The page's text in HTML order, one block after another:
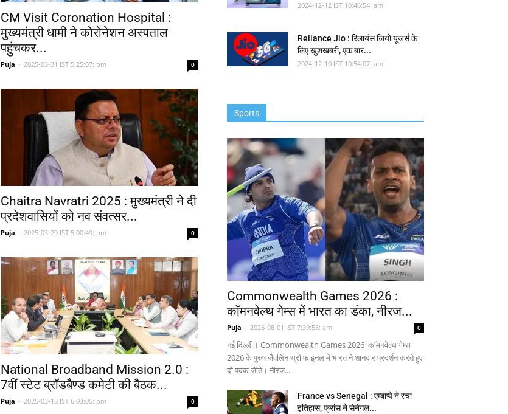
CM Visit Coronation Hospital :
मुख्यमंत्री धामी ने कोरोनेशन अस्पताल
पहुंचकर...
Puja - 2025-03-31 IST 5:25:07: pm 0
Chaitra Navratri 2025 : मुख्यमंत्री ने दी
प्रदेशवासियों को नव संवत्सर...
Puja - 2025-03-29 IST 5:00:49: pm 0
National Broadband Mission 2.0 :
7वीं स्टेट ब्रॉडबैण्ड कमेटी की बैठक...
Puja - 2025-03-18 IST 6:03:05: pm 0
2024-12-12 IST 10:46:54: am
Reliance Jio : रिलायंस जियो यूजर्स के
लिए खुशखबरी, एक बार...
2024-12-10 IST 10:54:07: am
Sports
Commonwealth Games 2026 :
कॉमनवेल्थ गेम्स में भारत का डंका, नीरज...
Puja - 2026-08-01 IST 7:39:55: am 0
नई दिल्ली। Commonwealth Games 2026 कॉमनवेल्थ गेम्स
2026 के पुरुष जैवलिन थ्रो फाइनल में भारत ने शानदार प्रदर्शन करते हुए
दो पदक जीते। नीरज...
France vs Senegal : एम्बाप्पे ने रचा
इतिहास, फ्रांस ने सेनेगल...